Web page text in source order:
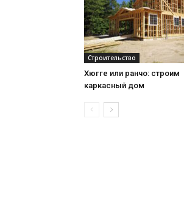
Строительство
Хюгге или ранчо: строим
каркасный дом